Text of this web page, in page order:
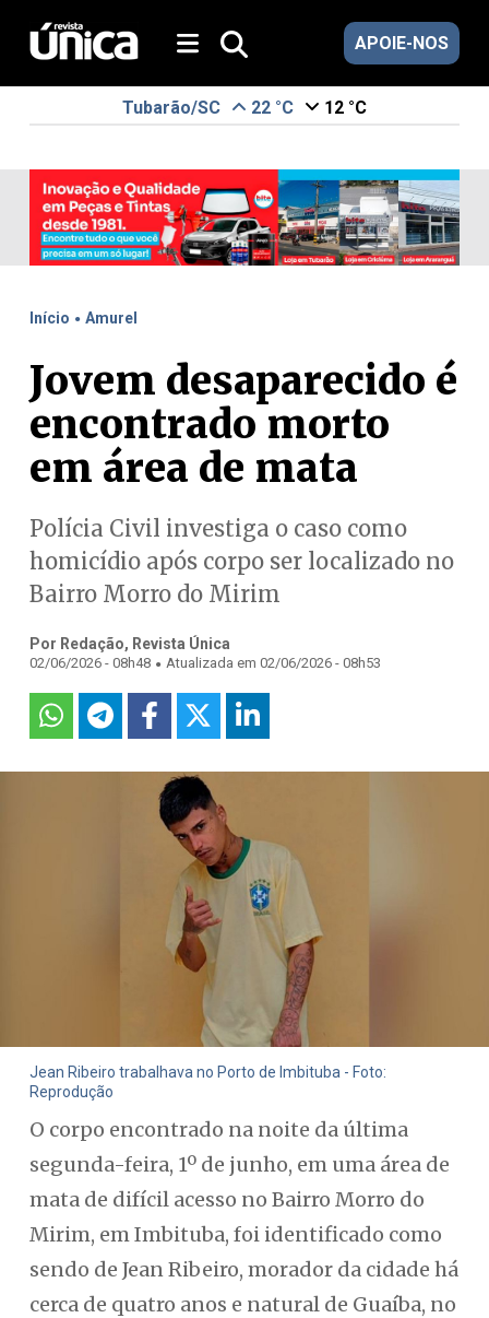
APOIE-NOS
Tubarão/SC 22 °C 12 °C
Início . Amurel
Jovem desaparecido é
encontrado morto
em área de mata
Polícia Civil investiga o caso como
homicídio após corpo ser localizado no
Bairro Morro do Mirim
Por Redação, Revista Única
02/06/2026 - 08h48 . Atualizada em 02/06/2026 - 08h53
Jean Ribeiro trabalhava no Porto de Imbituba - Foto:
Reprodução
O corpo encontrado na noite da última
segunda-feira, 1º de junho, em uma área de
mata de difícil acesso no Bairro Morro do
Mirim, em Imbituba, foi identificado como
sendo de Jean Ribeiro, morador da cidade há
cerca de quatro anos e natural de Guaíba, no